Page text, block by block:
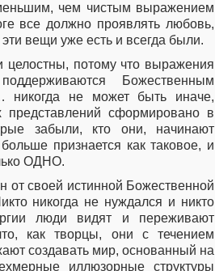
чем чистым выражением
все должно проявлять любовь,
вещи уже есть и всегда были.
потому что выражения
Божественным
не может быть иначе,
представлений сформировано в
забыли, кто они, начинают
признается как таковое, и
ОДНО.
от своей истинной Божественной
никогда не нуждался и никто
люди видят и переживают
как творцы, они с течением
создавать мир, основанный на
иллюзорные структуры